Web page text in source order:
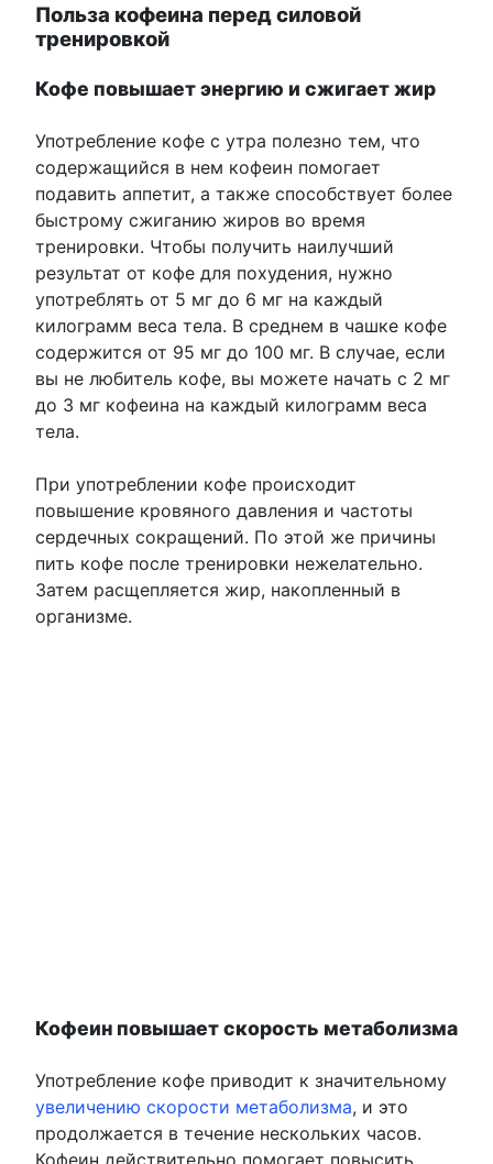
Польза кофеина перед силовой
тренировкой
Кофе повышает энергию и сжигает жир
Употребление кофе с утра полезно тем, что
содержащийся в нем кофеин помогает
подавить аппетит, а также способствует более
быстрому сжиганию жиров во время
тренировки. Чтобы получить наилучший
результат от кофе для похудения, нужно
употреблять от 5 мг до 6 мг на каждый
килограмм веса тела. В среднем в чашке кофе
содержится от 95 мг до 100 мг. В случае, если
вы не любитель кофе, вы можете начать с 2 мг
до 3 мг кофеина на каждый килограмм веса
тела.
При употреблении кофе происходит
повышение кровяного давления и частоты
сердечных сокращений. По этой же причины
пить кофе после тренировки нежелательно.
Затем расщепляется жир, накопленный в
организме.
Кофеин повышает скорость метаболизма
Употребление кофе приводит к значительному
увеличению скорости метаболизма, и это
продолжается в течение нескольких часов.
Кофеин действительно помогает повысить